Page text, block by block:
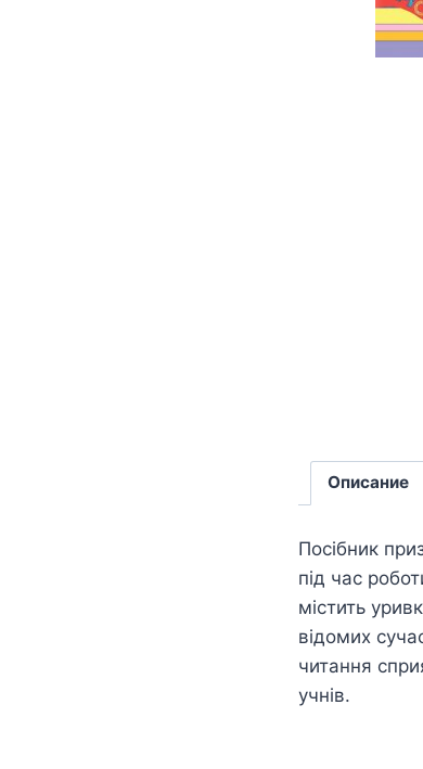
Описание
Посібник
під час
містить
відомих
читання
учнів.